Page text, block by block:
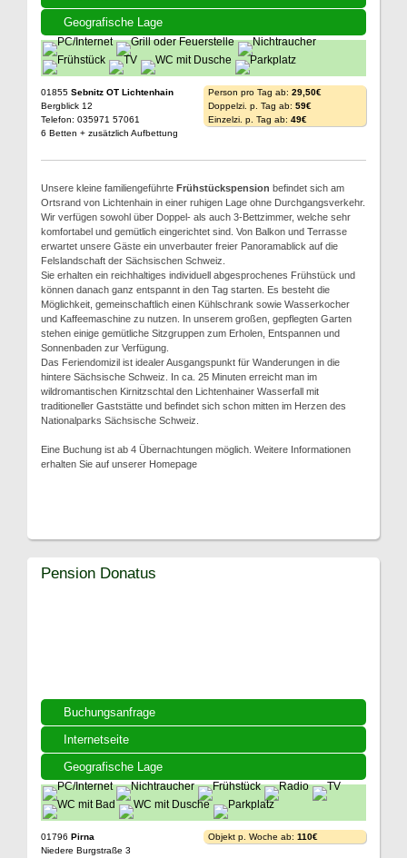
Geografische Lage
01855 Sebnitz OT Lichtenhain
Bergblick 12
Telefon: 035971 57061
6 Betten + zusätzlich Aufbettung
Person pro Tag ab: 29,50€
Doppelzi. p. Tag ab: 59€
Einzelzi. p. Tag ab: 49€
Unsere kleine familiengeführte Frühstückspension befindet sich am
Ortsrand von Lichtenhain in einer ruhigen Lage ohne Durchgangsverkehr.
Wir verfügen sowohl über Doppel- als auch 3-Bettzimmer, welche sehr
komfortabel und gemütlich eingerichtet sind. Von Balkon und Terrasse
erwartet unsere Gäste ein unverbauter freier Panoramablick auf die
Felslandschaft der Sächsischen Schweiz.
Sie erhalten ein reichhaltiges individuell abgesprochenes Frühstück und
können danach ganz entspannt in den Tag starten. Es besteht die
Möglichkeit, gemeinschaftlich einen Kühlschrank sowie Wasserkocher
und Kaffeemaschine zu nutzen. In unserem großen, gepflegten Garten
stehen einige gemütliche Sitzgruppen zum Erholen, Entspannen und
Sonnenbaden zur Verfügung.
Das Feriendomizil ist idealer Ausgangspunkt für Wanderungen in die
hintere Sächsische Schweiz. In ca. 25 Minuten erreicht man im
wildromantischen Kirnitzschtal den Lichtenhainer Wasserfall mit
traditioneller Gaststätte und befindet sich schon mitten im Herzen des
Nationalparks Sächsische Schweiz.
Eine Buchung ist ab 4 Übernachtungen möglich. Weitere Informationen
erhalten Sie auf unserer Homepage
Buchungsanfrage
Internetseite
Geografische Lage
Pension Donatus
01796 Pirna
Niedere Burgstraße 3
Objekt p. Woche ab: 110€